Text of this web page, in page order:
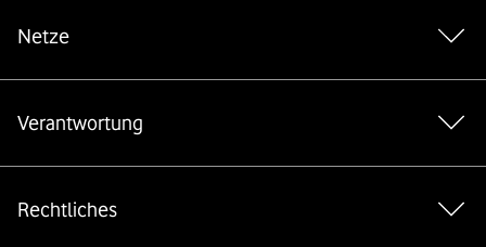
Netze
Verantwortung
Rechtliches